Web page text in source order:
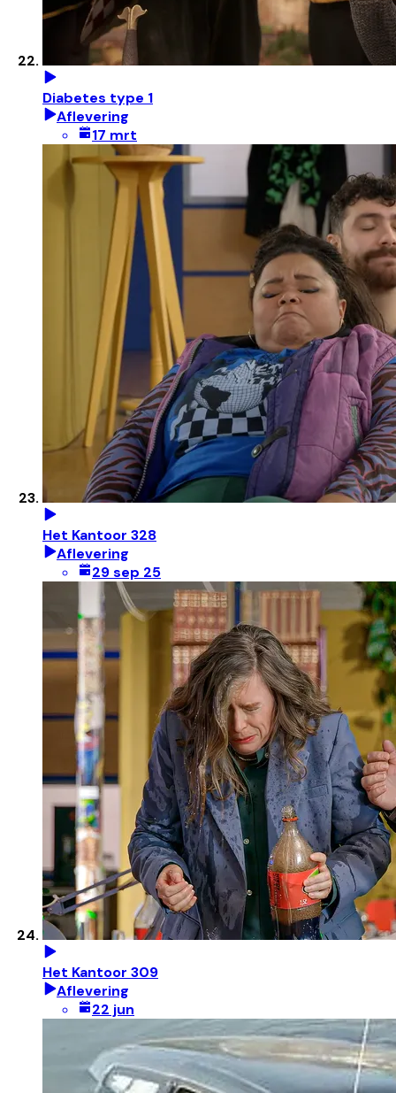
Diabetes type 1
Aflevering
17 mrt
Het Kantoor 328
Aflevering
29 sep 25
Het Kantoor 309
Aflevering
22 jun